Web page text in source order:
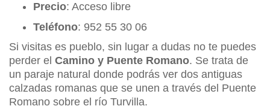
Precio: Acceso libre
Teléfono: 952 55 30 06
Si visitas es pueblo, sin lugar a dudas no te puedes
perder el Camino y Puente Romano. Se trata de
un paraje natural donde podrás ver dos antiguas
calzadas romanas que se unen a través del Puente
Romano sobre el río Turvilla.